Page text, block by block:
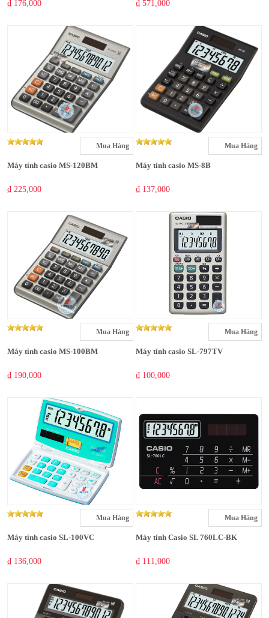
₫ 176,000 ₫ 571,000
Mua Hàng
Máy tính casio MS-120BM
₫ 225,000
Mua Hàng
Máy tính casio MS-8B
₫ 137,000
Mua Hàng
Máy tính casio MS-100BM
₫ 190,000
Mua Hàng
Máy tính casio SL-797TV
₫ 100,000
Mua Hàng
Máy tính casio SL-100VC
₫ 136,000
Mua Hàng
Máy tính Casio SL 760LC-BK
₫ 111,000